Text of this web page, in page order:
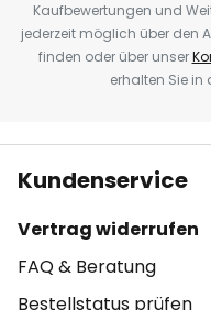
Kaufbewertungen und
jederzeit möglich über den
finden oder über unser
erhalten Sie in
Kundenservice
Vertrag widerrufen
FAQ & Beratung
Bestellstatus prüfen